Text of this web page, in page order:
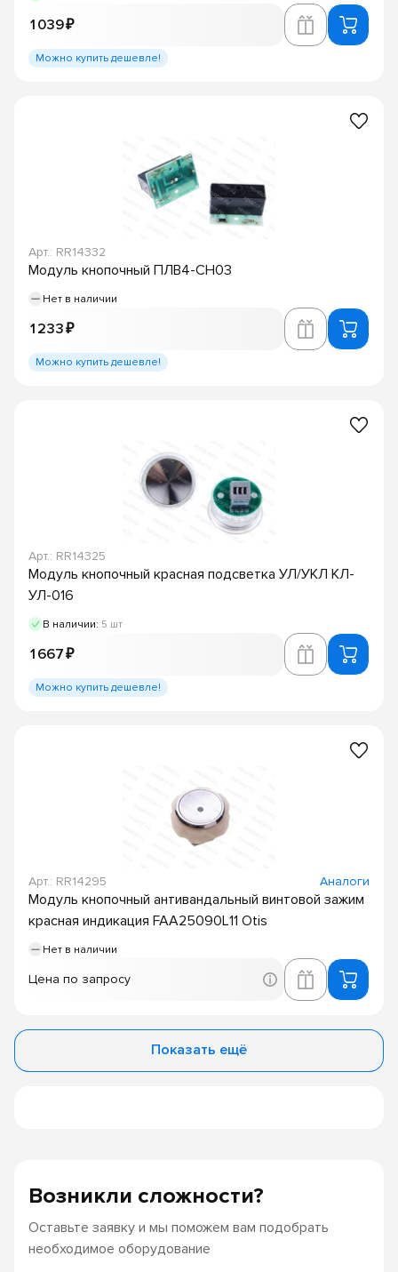
1 039 ₽
Можно купить дешевле!
Арт.: RR14332
Модуль кнопочный ПЛВ4-СН03
Нет в наличии
1 233 ₽
Можно купить дешевле!
Арт.: RR14325
Модуль кнопочный красная подсветка УЛ/УКЛ КЛ-
УЛ-016
В наличии: 5 шт
1 667 ₽
Можно купить дешевле!
Арт.: RR14295 Аналоги
Модуль кнопочный антивандальный винтовой зажим
красная индикация FAA25090L11 Otis
Нет в наличии
Цена по запросу
Показать ещё
Возникли сложности?
Оставьте заявку и мы поможем вам подобрать
необходимое оборудование